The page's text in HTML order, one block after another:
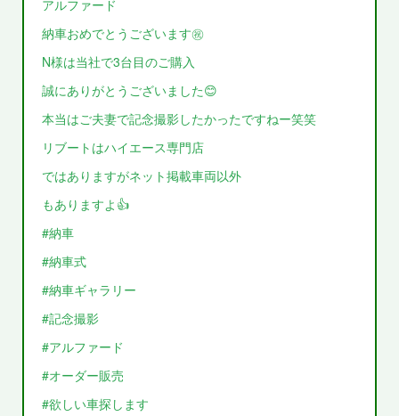
アルファード
納車おめでとうございます㊗️
N様は当社で3台目のご購入
誠にありがとうございました😊
本当はご夫妻で記念撮影したかったですねー笑笑
リブートはハイエース専門店
ではありますがネット掲載車両以外
もありますよ👍
#納車
#納車式
#納車ギャラリー
#記念撮影
#アルファード
#オーダー販売
#欲しい車探します